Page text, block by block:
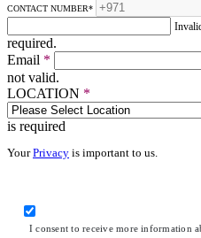
CONTACT NUMBER*
required.
Email *
not valid.
LOCATION *
is required
YourPrivacy is important to us.
I consent to receive more information